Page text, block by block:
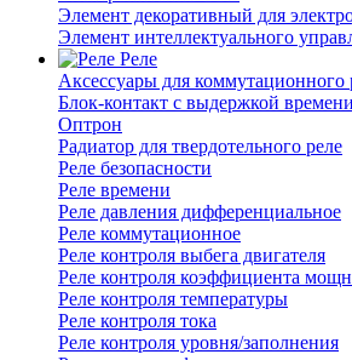
Элемент декоративный для
Элемент интеллектуального
Реле
Аксессуары для коммутационного
Блок-контакт с выдержкой времени
Оптрон
Радиатор для твердотельного реле
Реле безопасности
Реле времени
Реле давления дифференциальное
Реле коммутационное
Реле контроля выбега двигателя
Реле контроля коэффициента
Реле контроля температуры
Реле контроля тока
Реле контроля уровня/заполнения